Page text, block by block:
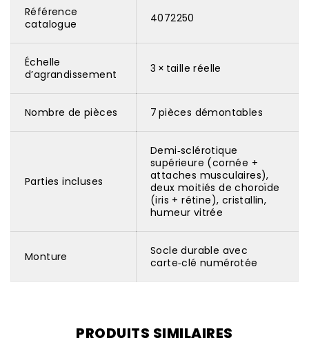
Référence
catalogue
4072250
Échelle
d’agrandissement
3 × taille réelle
Nombre de pièces 7 pièces démontables
Parties incluses
Demi‑sclérotique
supérieure (cornée +
attaches musculaires),
deux moitiés de choroïde
(iris + rétine), cristallin,
humeur vitrée
Monture
Socle durable avec
carte‑clé numérotée
PRODUITS SIMILAIRES